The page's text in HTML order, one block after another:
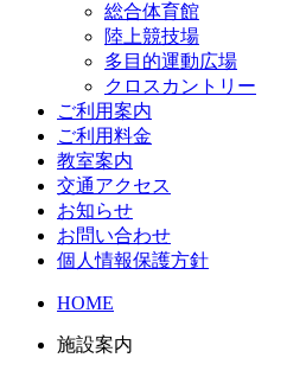
総合体育館
陸上競技場
多目的運動広場
クロスカントリー
ご利用案内
ご利用料金
教室案内
交通アクセス
お知らせ
お問い合わせ
個人情報保護方針
HOME
施設案内